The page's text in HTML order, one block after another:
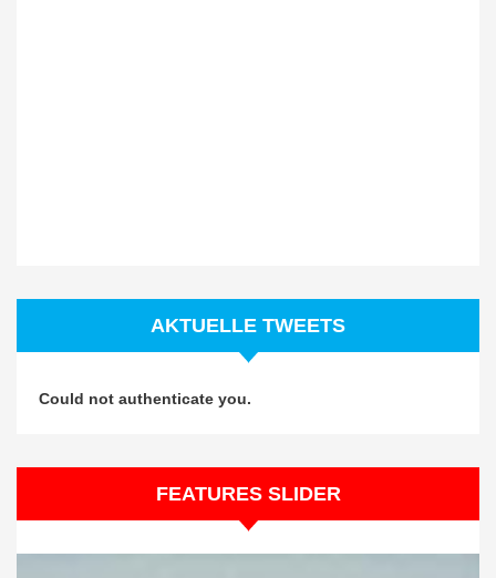
AKTUELLE TWEETS
Could not authenticate you.
FEATURES SLIDER